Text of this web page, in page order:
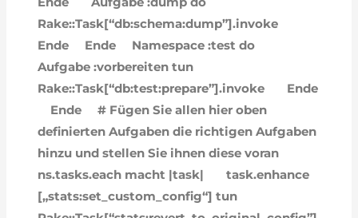
Rake::Task[“db:schema:dump”].invoke
Ende
Ende
Namespace :test do
Aufgabe :vorbereiten tun
Rake::Task[“db:test:prepare”].invoke
Ende
Ende
# Fügen Sie allen hier oben
definierten Aufgaben die richtigen Aufgaben
hinzu und stellen Sie ihnen diese voran
ns.tasks.each macht |task|
task.enhance
[„stats:set_custom_config“] tun